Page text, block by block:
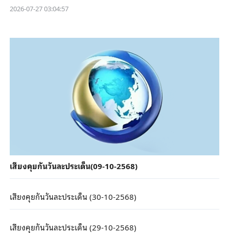
2026-07-27 03:04:57
เสียงคุยกันวันละประเด็น(09-10-2568)
เสียงคุยกันวันละประเด็น (30-10-2568)
เสียงคุยกันวันละประเด็น (29-10-2568)